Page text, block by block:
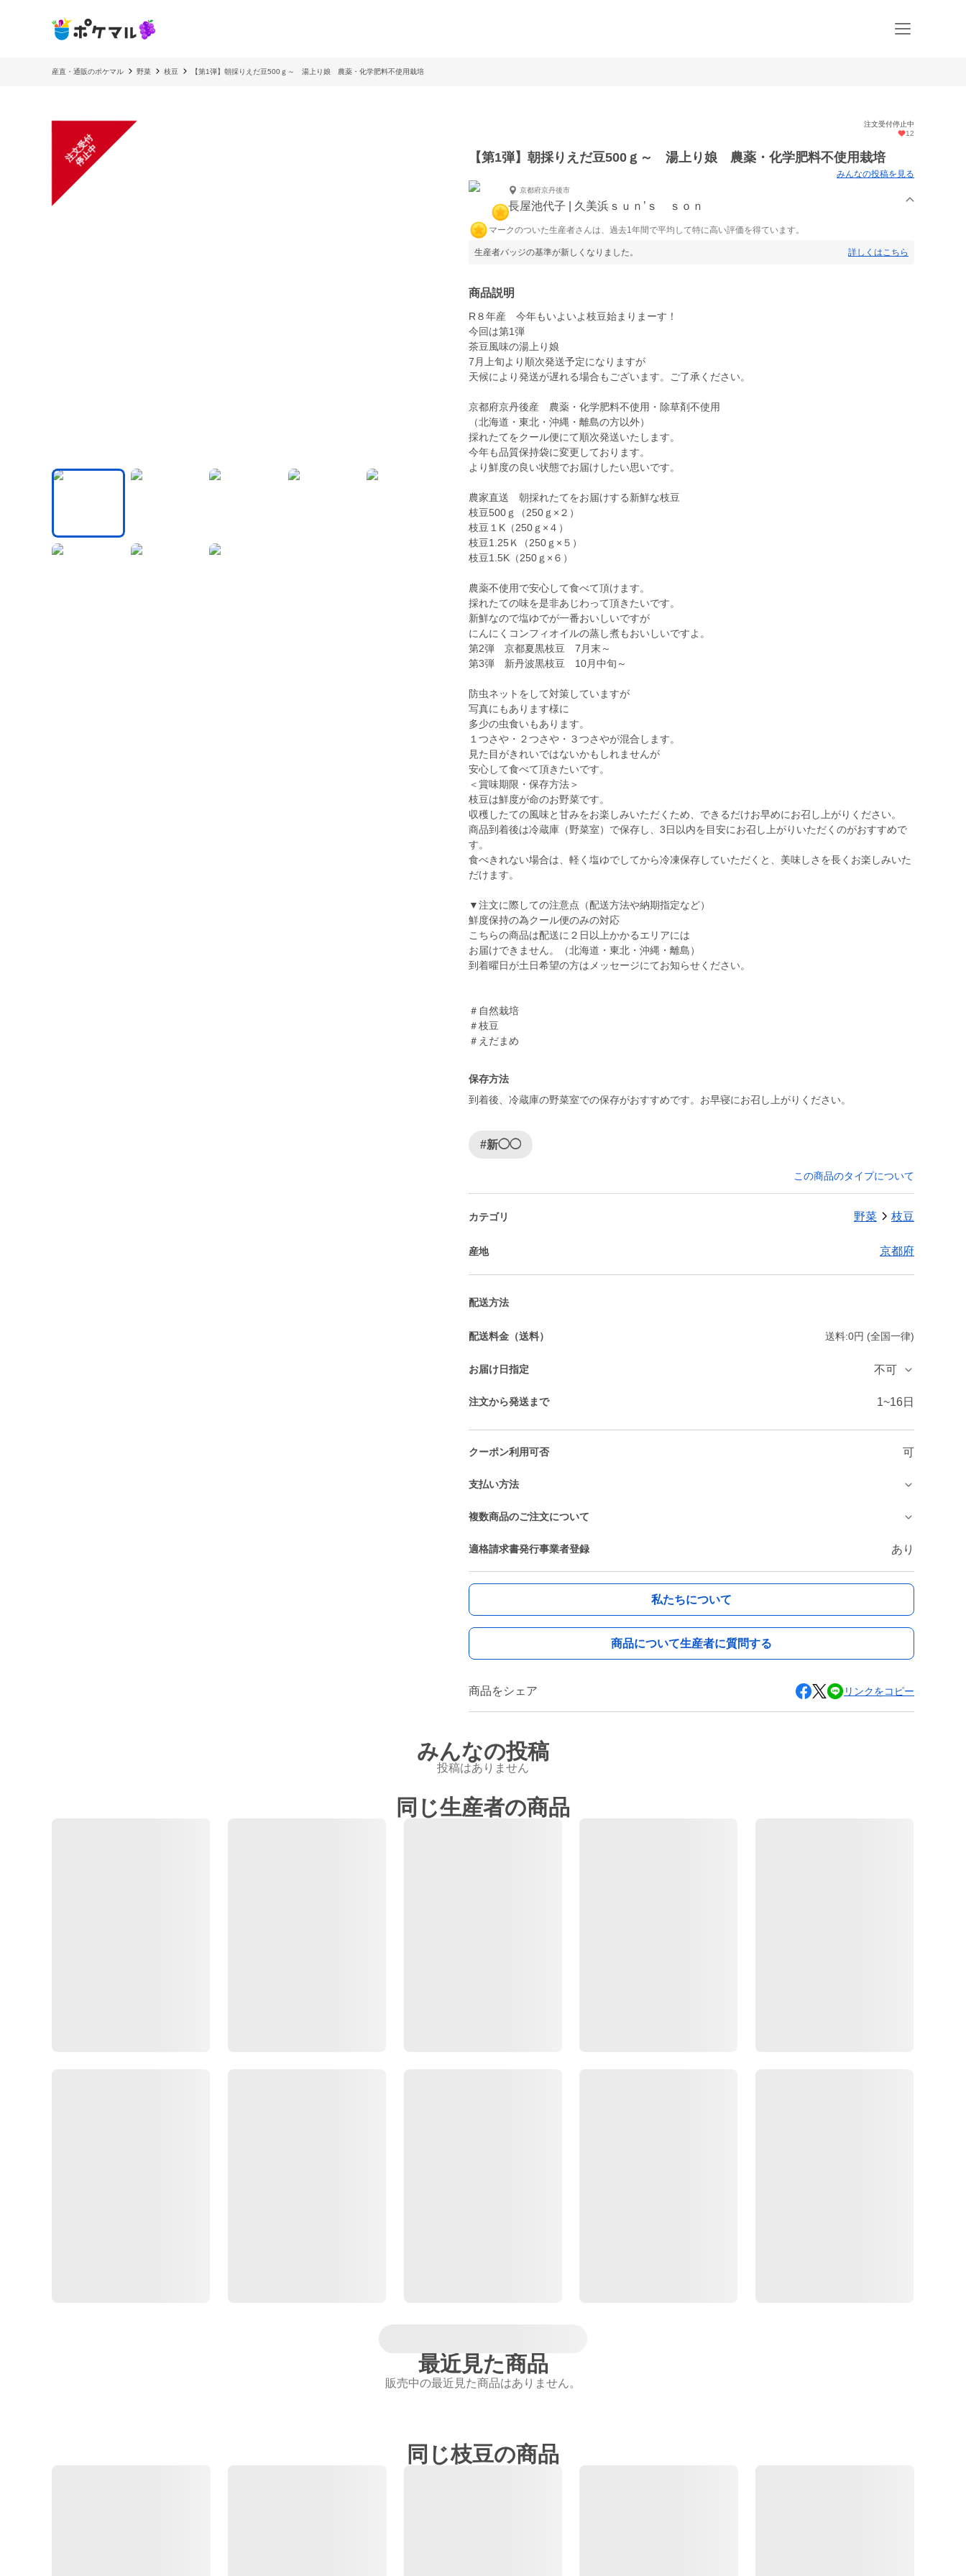
産直・通販のポケマル 野菜 枝豆 【第1弾】朝採りえだ豆500ｇ～ 湯上り娘 農薬・化学肥料不使用栽培
注
文
受
付
停
止
中
注文受付停止中
12
【第1弾】朝採りえだ豆500ｇ～ 湯上り娘 農薬・化学肥料不使用栽培
みんなの投稿を見る
京都府京丹後市
長屋池代子 | 久美浜ｓｕｎ’ｓ ｓｏｎ
マークのついた生産者さんは、過去1年間で平均して特に高い評価を得ています。
生産者バッジの基準が新しくなりました。 詳しくはこちら
商品説明
R８年産 今年もいよいよ枝豆始まりまーす！
今回は第1弾
茶豆風味の湯上り娘
7月上旬より順次発送予定になりますが
天候により発送が遅れる場合もございます。ご了承ください。
京都府京丹後産 農薬・化学肥料不使用・除草剤不使用
（北海道・東北・沖縄・離島の方以外）
採れたてをクール便にて順次発送いたします。
今年も品質保持袋に変更しております。
より鮮度の良い状態でお届けしたい思いです。
農家直送 朝採れたてをお届けする新鮮な枝豆
枝豆500ｇ（250ｇ×２）
枝豆１K（250ｇ×４）
枝豆1.25Ｋ（250ｇ×５）
枝豆1.5K（250ｇ×６）
農薬不使用で安心して食べて頂けます。
採れたての味を是非あじわって頂きたいです。
新鮮なので塩ゆでが一番おいしいですが
にんにくコンフィオイルの蒸し煮もおいしいですよ。
第2弾 京都夏黒枝豆 7月末～
第3弾 新丹波黒枝豆 10月中旬～
防虫ネットをして対策していますが
写真にもあります様に
多少の虫食いもあります。
１つさや・２つさや・３つさやが混合します。
見た目がきれいではないかもしれませんが
安心して食べて頂きたいです。
＜賞味期限・保存方法＞
枝豆は鮮度が命のお野菜です。
収穫したての風味と甘みをお楽しみいただくため、できるだけお早めにお召し上がりください。
商品到着後は冷蔵庫（野菜室）で保存し、3日以内を目安にお召し上がりいただくのがおすすめで
す。
食べきれない場合は、軽く塩ゆでしてから冷凍保存していただくと、美味しさを長くお楽しみいた
だけます。
▼注文に際しての注意点（配送方法や納期指定など）
鮮度保持の為クール便のみの対応
こちらの商品は配送に２日以上かかるエリアには
お届けできません。（北海道・東北・沖縄・離島）
到着曜日が土日希望の方はメッセージにてお知らせください。
＃自然栽培
＃枝豆
＃えだまめ
保存方法
到着後、冷蔵庫の野菜室での保存がおすすめです。お早寝にお召し上がりください。
#新◯◯
この商品のタイプについて
カテゴリ 野菜 枝豆
産地 京都府
配送方法
配送料金（送料） 送料:0円 (全国一律)
お届け日指定 不可
注文から発送まで 1~16日
クーポン利用可否 可
支払い方法
複数商品のご注文について
適格請求書発行事業者登録 あり
私たちについて
商品について生産者に質問する
商品をシェア リンクをコピー
みんなの投稿
投稿はありません
同じ生産者の商品
最近見た商品
販売中の最近見た商品はありません。
同じ枝豆の商品